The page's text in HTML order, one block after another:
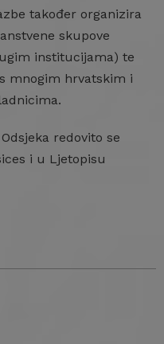
također organizira
skupove
institucijama) te
mnogim hrvatskim i
redovito se
i u Ljetopisu